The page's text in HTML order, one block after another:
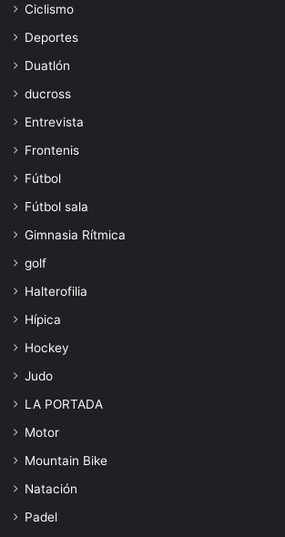
Ciclismo
Deportes
Duatlón
ducross
Entrevista
Frontenis
Fútbol
Fútbol sala
Gimnasia Rítmica
golf
Halterofilia
Hípica
Hockey
Judo
LA PORTADA
Motor
Mountain Bike
Natación
Padel